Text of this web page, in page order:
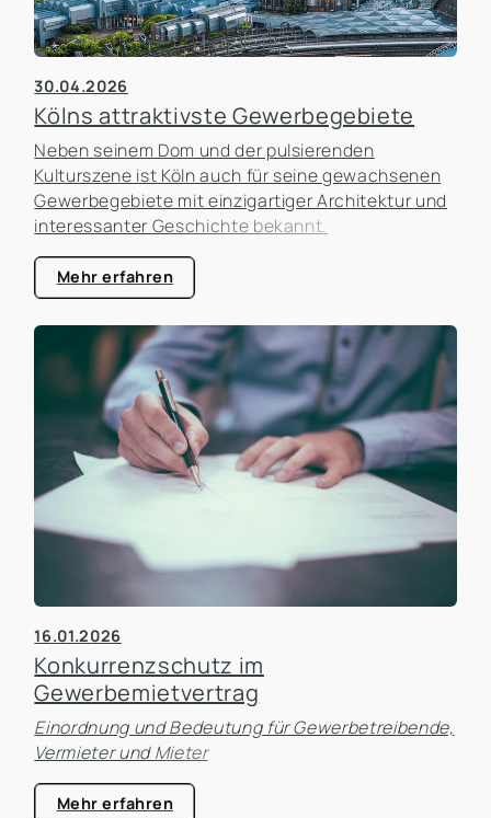
30.04.2026
Kölns attraktivste Gewerbegebiete
Neben seinem Dom und der pulsierenden
Kulturszene ist Köln auch für seine gewachsenen
Gewerbegebiete mit einzigartiger Architektur und
interessanter Geschichte bekannt.
Mehr erfahren
16.01.2026
Konkurrenzschutz im
Gewerbemietvertrag
Einordnung und Bedeutung für Gewerbetreibende,
Vermieter und Mieter
Mehr erfahren